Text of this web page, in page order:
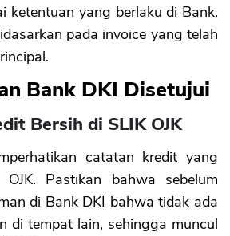
ketentuan yang berlaku di Bank.
pada invoice yang telah
Bank DKI Disetujui
Bersih di SLIK OJK
catatan kredit yang
Pastikan bahwa sebelum
di Bank DKI bahwa tidak ada
di tempat lain, sehingga muncul